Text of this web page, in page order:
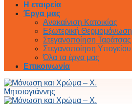
Η εταιρεία
Έργα μας
Ανακαίνιση Κατοικίας
Εξωτερική Θερμομόνωση
Στεγανοποίηση Ταράτσας
Στεγανοποίηση Υπογείου
Όλα τα έργα μας
Επικοινωνία